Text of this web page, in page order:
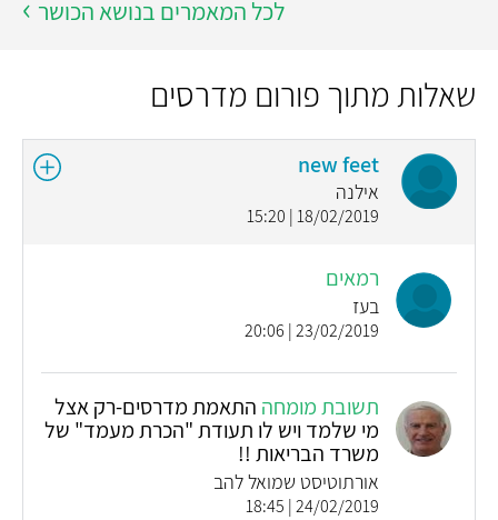
לכל המאמרים בנושא הכושר
שאלות מתוך פורום מדרסים
new feet
אילנה
18/02/2019 | 15:20
רמאים
בעז
23/02/2019 | 20:06
תשובת מומחה התאמת מדרסים-רק אצל
מי שלמד ויש לו תעודת "הכרת מעמד" של
משרד הבריאות !!
אורתוטיסט שמואל להב
24/02/2019 | 18:45